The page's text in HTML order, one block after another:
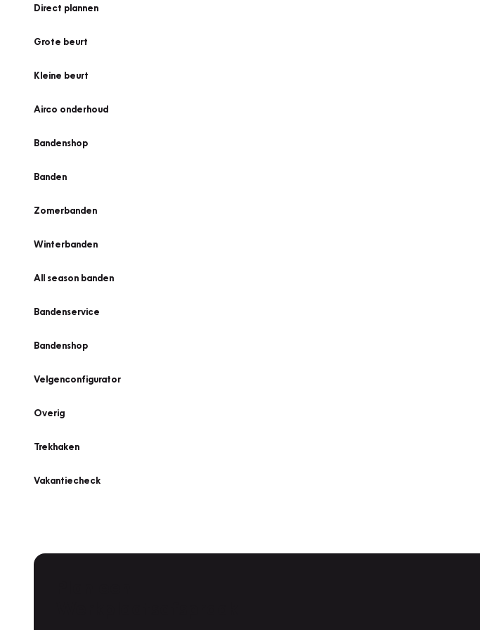
Direct plannen
Grote beurt
Kleine beurt
Airco onderhoud
Bandenshop
Banden
Zomerbanden
Winterbanden
All season banden
Bandenservice
Bandenshop
Velgenconfigurator
Overig
Trekhaken
Vakantiecheck